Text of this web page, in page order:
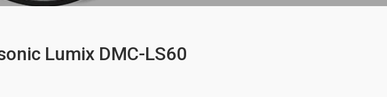
Lumix DMC-LS60